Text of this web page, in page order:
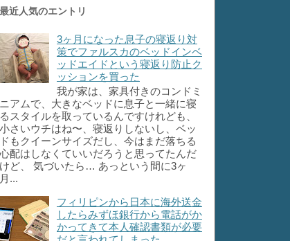
最近人気のエントリ
3ヶ月になった息子の寝返り対
策でファルスカのベッドインベ
ッドエイドという寝返り防止ク
ッションを買った
我が家は、家具付きのコンドミ
ニアムで、大きなベッドに息子と一緒に寝
るスタイルを取っているんですけれども、
小さいウチはね〜、寝返りしないし、ベッ
ドもクイーンサイズだし、今はまだ落ちる
心配はしなくていいだろうと思ってたんだ
けど、 気づいたら… あっという間に3ヶ
月...
フィリピンから日本に海外送金
したらみずほ銀行から電話がか
かってきて本人確認書類が必要